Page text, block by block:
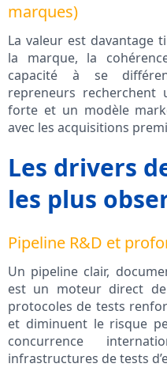
marques)
La valeur est davantage
la marque, la
capacité à se
repreneurs recherchent
forte et un modèle
avec les acquisitions
Les drivers
les plus
Pipeline R&D et
Un pipeline clair,
est un moteur direct
protocoles de tests
et diminuent le risque
concurrence
infrastructures de tests